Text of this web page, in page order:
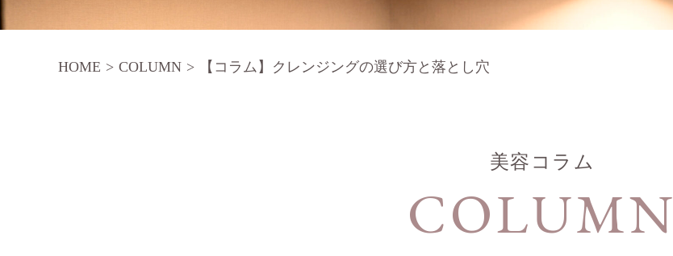
HOME > COLUMN > 【コラム】クレンジングの選び方と落とし穴
美容コラム
COLUMN